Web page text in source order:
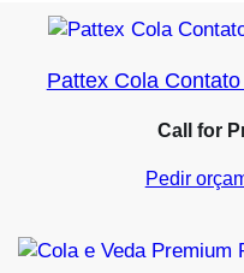
Pattex Cola
Call for
Pedir